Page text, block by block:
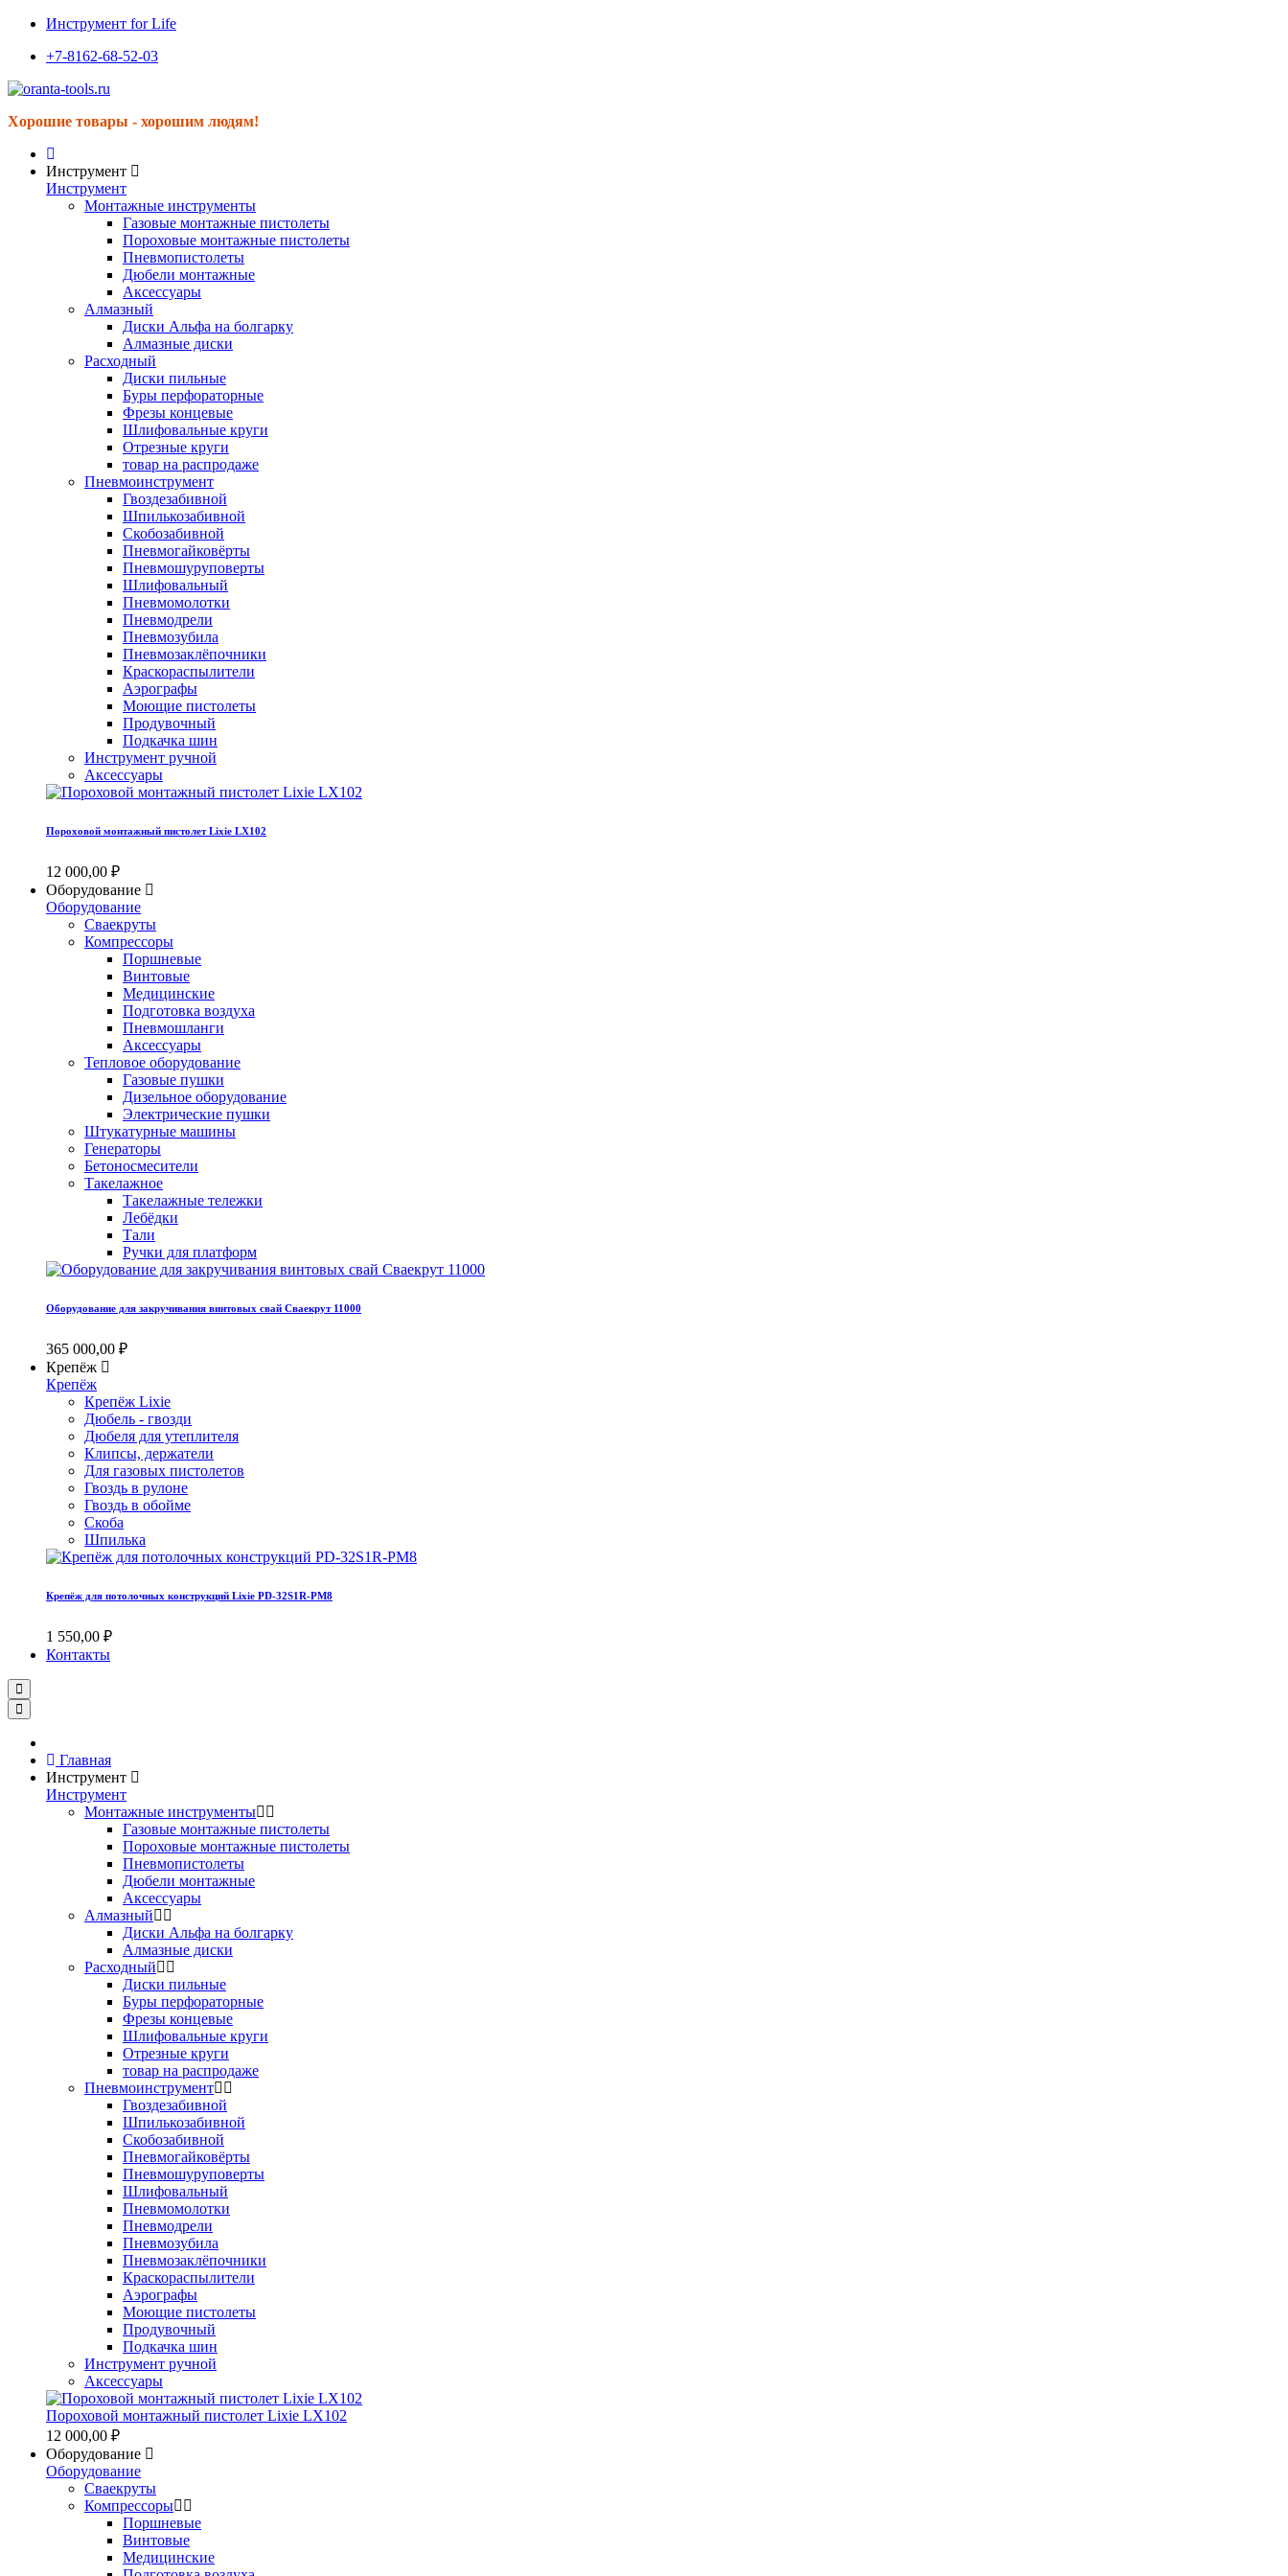
Инструмент for Life
+7-8162-68-52-03
Хорошие товары - хорошим людям!
Инструмент
Инструмент
Монтажные инструменты
Газовые монтажные пистолеты
Пороховые монтажные пистолеты
Пневмопистолеты
Дюбели монтажные
Аксессуары
Алмазный
Диски Альфа на болгарку
Алмазные диски
Расходный
Диски пильные
Буры перфораторные
Фрезы концевые
Шлифовальные круги
Отрезные круги
товар на распродаже
Пневмоинструмент
Гвоздезабивной
Шпилькозабивной
Скобозабивной
Пневмогайковёрты
Пневмошуруповерты
Шлифовальный
Пневмомолотки
Пневмодрели
Пневмозубила
Пневмозаклёпочники
Краскораспылители
Аэрографы
Моющие пистолеты
Продувочный
Подкачка шин
Инструмент ручной
Аксессуары
Пороховой монтажный пистолет Lixie LX102
12 000,00 ₽
Оборудование
Оборудование
Сваекруты
Компрессоры
Поршневые
Винтовые
Медицинские
Подготовка воздуха
Пневмошланги
Аксессуары
Тепловое оборудование
Газовые пушки
Дизельное оборудование
Электрические пушки
Штукатурные машины
Генераторы
Бетоносмесители
Такелажное
Такелажные тележки
Лебёдки
Тали
Ручки для платформ
Оборудование для закручивания винтовых свай Сваекрут 11000
365 000,00 ₽
Крепёж
Крепёж
Крепёж Lixie
Дюбель - гвозди
Дюбеля для утеплителя
Клипсы, держатели
Для газовых пистолетов
Гвоздь в рулоне
Гвоздь в обойме
Скоба
Шпилька
Крепёж для потолочных конструкций Lixie PD-32S1R-PM8
1 550,00 ₽
Контакты
Главная
Инструмент
Инструмент
Монтажные инструменты
Газовые монтажные пистолеты
Пороховые монтажные пистолеты
Пневмопистолеты
Дюбели монтажные
Аксессуары
Алмазный
Диски Альфа на болгарку
Алмазные диски
Расходный
Диски пильные
Буры перфораторные
Фрезы концевые
Шлифовальные круги
Отрезные круги
товар на распродаже
Пневмоинструмент
Гвоздезабивной
Шпилькозабивной
Скобозабивной
Пневмогайковёрты
Пневмошуруповерты
Шлифовальный
Пневмомолотки
Пневмодрели
Пневмозубила
Пневмозаклёпочники
Краскораспылители
Аэрографы
Моющие пистолеты
Продувочный
Подкачка шин
Инструмент ручной
Аксессуары
Пороховой монтажный пистолет Lixie LX102
12 000,00 ₽
Оборудование
Оборудование
Сваекруты
Компрессоры
Поршневые
Винтовые
Медицинские